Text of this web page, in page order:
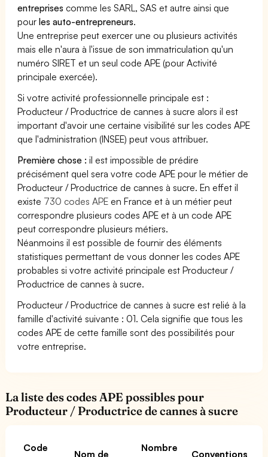
entreprises comme les SARL, SAS et autre ainsi que
pourles auto-entrepreneurs.
Une entreprise peut exercer une ou plusieurs activités
mais elle n'aura à l'issue de son immatriculation qu'un
numéro SIRET et un seul code APE (pour Activité
principale exercée).
Si votre activité professionnelle principale est :
Producteur / Productrice de cannes à sucre alors il est
important d'avoir une certaine visibilité sur les codes APE
que l'administration (INSEE) peut vous attribuer.
Première chose : il est impossible de prédire
précisément quel sera votre code APE pour le métier de
Producteur / Productrice de cannes à sucre. En effet il
existe 730 codes APE en France et à un métier peut
correspondre plusieurs codes APE et à un code APE
peut correspondre plusieurs métiers.
Néanmoins il est possible de fournir des éléments
statistiques permettant de vous donner les codes APE
probables si votre activité principale est Producteur /
Productrice de cannes à sucre.
Producteur / Productrice de cannes à sucre est relié à la
famille d'activité suivante : 01. Cela signifie que tous les
codes APE de cette famille sont des possibilités pour
votre entreprise.
La liste des codes APE possibles pour
Producteur / Productrice de cannes à sucre
Code
Nom de
Nombre
Conventions